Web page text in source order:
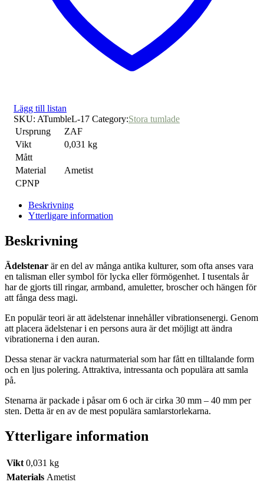
Lägg till listan
SKU: ATumbleL-17 Category:Stora tumlade
Ursprung
ZAF
Vikt
0,031 kg
Mått
Material
Ametist
CPNP
Beskrivning
Ytterligare information
Beskrivning
Ädelstenar är en del av många antika kulturer, som ofta anses vara
en talisman eller symbol för lycka eller förmögenhet. I tusentals år
har de gjorts till ringar, armband, amuletter, broscher och hängen för
att fånga dess magi.
En populär teori är att ädelstenar innehåller vibrationsenergi. Genom
att placera ädelstenar i en persons aura är det möjligt att ändra
vibrationerna i den auran.
Dessa stenar är vackra naturmaterial som har fått en tilltalande form
och en ljus polering. Attraktiva, intressanta och populära att samla
på.
Stenarna är packade i påsar om 6 och är cirka 30 mm – 40 mm per
sten. Detta är en av de mest populära samlarstorlekarna.
Ytterligare information
Vikt 0,031 kg
Materials Ametist